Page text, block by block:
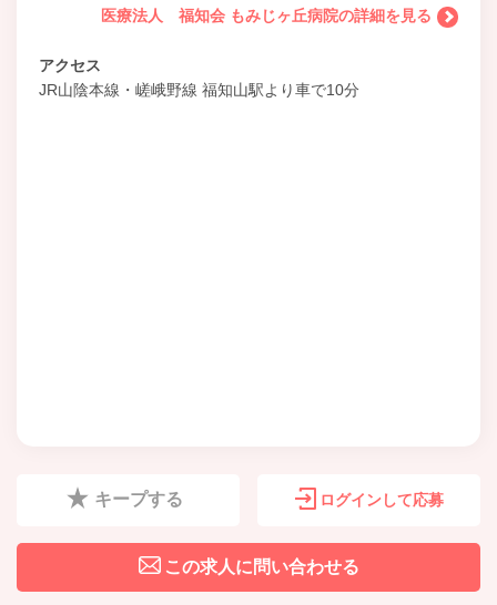
医療法人 福知会 もみじヶ丘病院の詳細を見る
アクセス
JR山陰本線・嵯峨野線 福知山駅より車で10分
キープする ログインして応募
この求人に問い合わせる